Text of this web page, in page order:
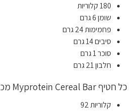
180 קלוריות
שומן 6 גרם
פחמימות 24 גרם
סיבים 14 גרם
סוכר 1 גרם
חלבון 21 גרם
כל חטיף Myprotein Cereal Bar מכיל (30 גרם חטיף ) :
קלוריות 92